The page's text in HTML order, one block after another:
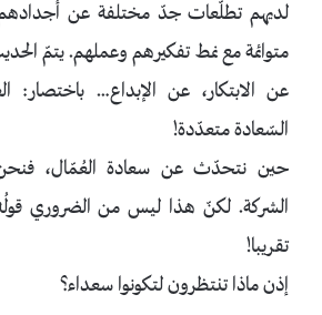
لديهم تطلّعات جدّ مختلفة عن
متوائمة مع نمط تفكيرهم وعملهم. يتمّ
عن الابتكار، عن الإبداع… باختصار:
السّعادة متعدّدة!
حين نتحدّث عن سعادة العُمّال،
الشركة. لكنّ هذا ليس من الضروري
تقريبا!
إذن ماذا تنتظرون لتكونوا سعداء؟